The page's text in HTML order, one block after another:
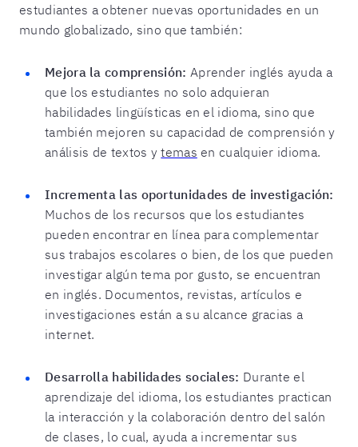
estudiantes a obtener nuevas oportunidades en un
mundo globalizado, sino que también:
Mejora la comprensión: Aprender inglés ayuda a
que los estudiantes no solo adquieran
habilidades lingüísticas en el idioma, sino que
también mejoren su capacidad de comprensión y
análisis de textos ytemas en cualquier idioma.
Incrementa las oportunidades de investigación:
Muchos de los recursos que los estudiantes
pueden encontrar en línea para complementar
sus trabajos escolares o bien, de los que pueden
investigar algún tema por gusto, se encuentran
en inglés. Documentos, revistas, artículos e
investigaciones están a su alcance gracias a
internet.
Desarrolla habilidades sociales: Durante el
aprendizaje del idioma, los estudiantes practican
la interacción y la colaboración dentro del salón
de clases, lo cual, ayuda a incrementar sus